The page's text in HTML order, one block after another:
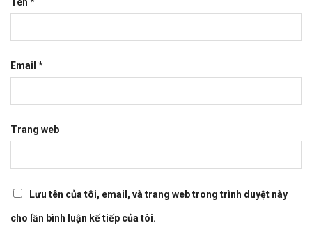
Email *
Trang web
Lưu tên của tôi, email, và trang web trong trình duyệt này
cho lần bình luận kế tiếp của tôi.